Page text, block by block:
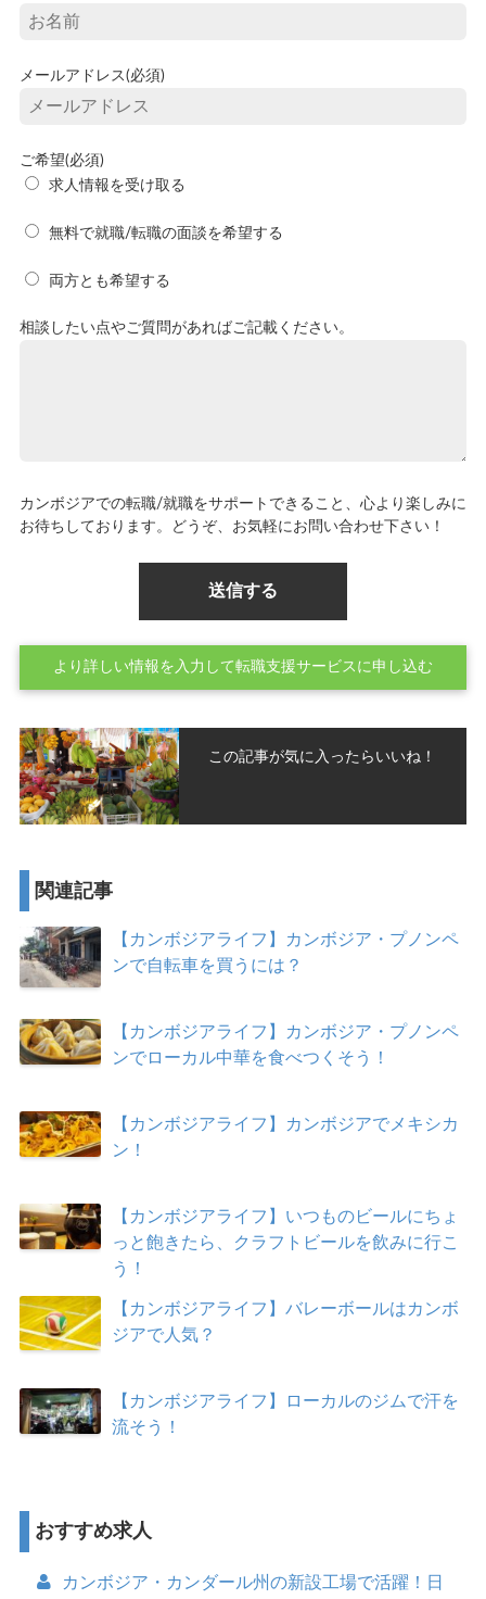
メールアドレス(必須)
ご希望(必須)
求人情報を受け取る
無料で就職/転職の面談を希望する
両方とも希望する
相談したい点やご質問があればご記載ください。
カンボジアでの転職/就職をサポートできること、心より楽しみに
お待ちしております。どうぞ、お気軽にお問い合わせ下さい！
より詳しい情報を入力して転職支援サービスに申し込む
この記事が気に入ったらいいね！
関連記事
【カンボジアライフ】カンボジア・プノンペ
ンで自転車を買うには？
【カンボジアライフ】カンボジア・プノンペ
ンでローカル中華を食べつくそう！
【カンボジアライフ】カンボジアでメキシカ
ン！
【カンボジアライフ】いつものビールにちょ
っと飽きたら、クラフトビールを飲みに行こ
う！
【カンボジアライフ】バレーボールはカンボ
ジアで人気？
【カンボジアライフ】ローカルのジムで汗を
流そう！
おすすめ求人
カンボジア・カンダール州の新設工場で活躍！日